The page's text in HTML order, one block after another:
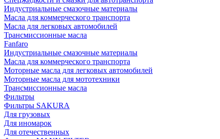
Индустриальные смазочные материалы
Масла для коммерческого транспорта
Масла для легковых автомобилей
Трансмиссионные масла
Fanfaro
Индустриальные смазочные материалы
Масла для коммерческого транспорта
Моторные масла для легковых автомобилей
Моторные масла для мототехники
Трансмиссионные масла
Фильтры
Фильтры SAKURA
Для грузовых
Для иномарок
Для отечественных